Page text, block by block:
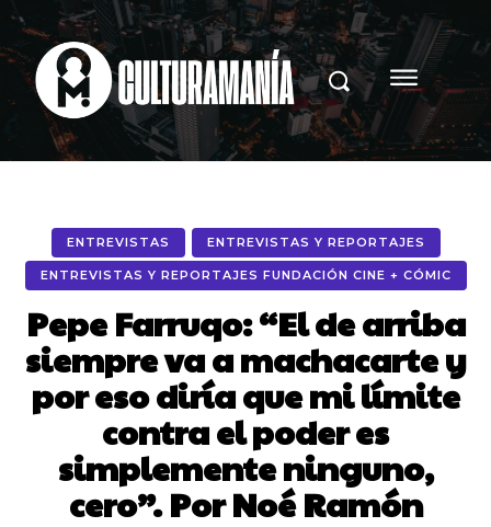
ENTREVISTAS ENTREVISTAS Y REPORTAJES
ENTREVISTAS Y REPORTAJES FUNDACIÓN CINE + CÓMIC
Pepe Farruqo: “El de arriba
siempre va a machacarte y
por eso diría que mi límite
contra el poder es
simplemente ninguno,
cero”. Por Noé Ramón